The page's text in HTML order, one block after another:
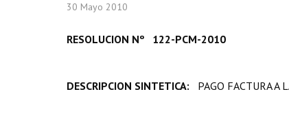
30 Mayo 2010
RESOLUCION Nº 122-PCM-2010
DESCRIPCION SINTETICA: PAGO FACTURA A